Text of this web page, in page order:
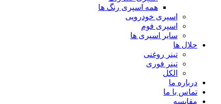
همه اسپری رنگ ها
اسپری خودرویی
اسپری فوم
سایر اسپری ها
حلال ها
تینر روغنی
تینر فوری
الکل
درباره ما
تماس با ما
مقایسه